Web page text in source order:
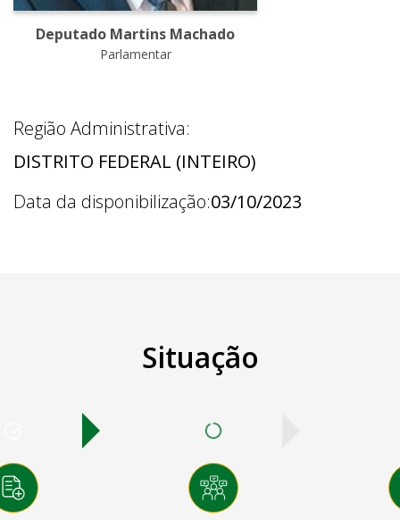
Deputado Martins Machado
Parlamentar
Região Administrativa:
DISTRITO FEDERAL (INTEIRO)
Data da disponibilização:03/10/2023
Situação